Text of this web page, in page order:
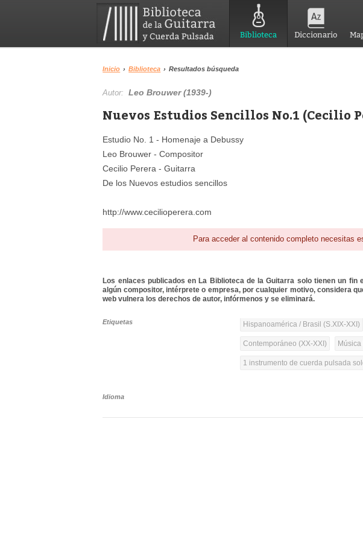
Biblioteca Diccionario
Inicio › Biblioteca › Resultados búsqueda
Autor:Leo Brouwer (1939-)
Nuevos Estudios Sencillos No.1 (Cecilio
Estudio No. 1 - Homenaje a Debussy
Leo Brouwer - Compositor
Cecilio Perera - Guitarra
De los Nuevos estudios sencillos
http://www.cecilioperera.com
Para acceder al contenido completo necesitas
Los enlaces publicados en La Biblioteca de la Guitarra solo tienen un fin
algún compositor, intérprete o empresa, por cualquier motivo, considera
web vulnera los derechos de autor, infórmenos y se eliminará.
Etiquetas Hispanoamérica / Brasil (S.XIX-XXI)
Contemporáneo (XX-XXI)
1 instrumento de cuerda pulsada
Idioma